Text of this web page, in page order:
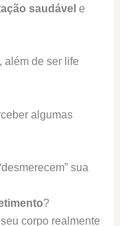
saudável e
além de ser life
algumas
sua
?
corpo realmente